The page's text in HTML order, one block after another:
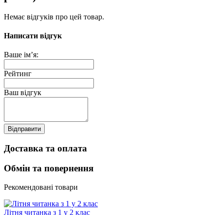
Немає відгуків про цей товар.
Написати відгук
Ваше ім’я:
Рейтинг
Ваш відгук
Відправити
Доставка та оплата
Обмін та повернення
Рекомендовані товари
Літня читанка з 1 у 2 клас